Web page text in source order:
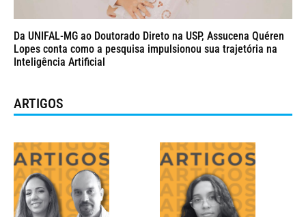
Da UNIFAL-MG ao Doutorado Direto na USP, Assucena Quéren
Lopes conta como a pesquisa impulsionou sua trajetória na
Inteligência Artificial
ARTIGOS